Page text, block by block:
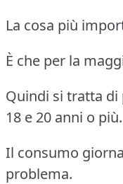
La cosa più
È che per la
Quindi si tratta di
18 e 20 anni o più.
Il consumo
problema.